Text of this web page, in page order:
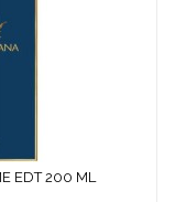
EDT 200 ML